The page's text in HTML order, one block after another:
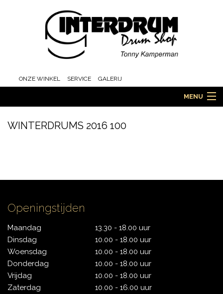
ONZE WINKEL SERVICE GALERIJ
MENU
DRUMS
CYMBALS
WINTERDRUMS 2016 100
Openingstijden
Maandag
Dinsdag
Woensdag
Donderdag
Vrijdag
Zaterdag
13.30 - 18.00 uur
10.00 - 18.00 uur
10.00 - 18.00 uur
10.00 - 18.00 uur
10.00 - 18.00 uur
10.00 - 16.00 uur